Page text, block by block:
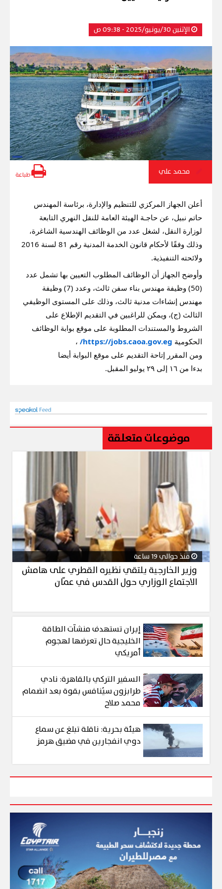
الإثنين 30/يونيو/2025 - 09:38 ص
محمد علي طباعة
ولائحته التنفيذية.
الحكومية https://jobs.caoa.gov.eg/ ،
ومن المقرر إتاحة التقديم على موقع البوابة أيضا
بدءا من ١٦ إلى ٢٩ يوليو المقبل.
موضوعات متعلقة
منذ حوالي 19 ساعة
وزير الخارجية يلتقي نظيره القطري على هامش
الاجتماع الوزاري حول القدس في عمّان
إيران تستهدف منشآت الطاقة
الخليجية حال تعرضها لهجوم
أمريكي
السفير التركي بالقاهرة: نادي
طرابزون سيُنافس بقوة بعد انضمام
محمد صلاح
هيئة بحرية: ناقلة تبلغ عن سماع
دوي انفجارين في مضيق هرمز